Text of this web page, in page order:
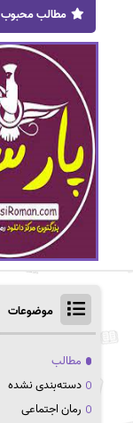
مطالب محبوب
موضوعات
مطالب
دسته‌بندی نشده
رمان اجتماعی